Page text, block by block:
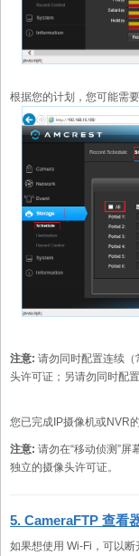
根据您的计划，您可能需
注意: 请勿同时配置连续
头许可证；另请勿同时配
您已完成IP摄像机或NVR
注意: 请勿在“移动侦测”屏
独立的摄像头许可证。
5. CameraFTP 查看
如果想使用 Wi-Fi，可以